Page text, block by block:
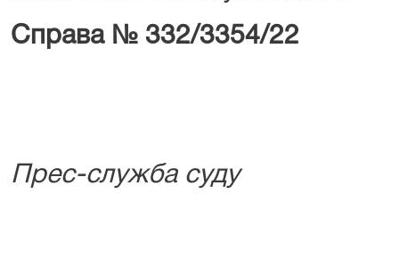
Справа № 332/3354/22
Прес-служба суду